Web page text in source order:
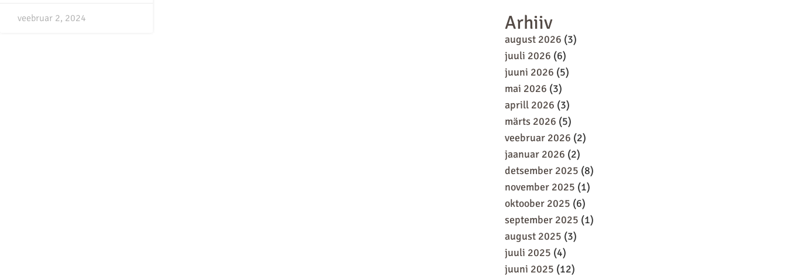
veebruar 2, 2024 Arhiiv
august 2026 (3)
juuli 2026 (6)
juuni 2026 (5)
mai 2026 (3)
aprill 2026 (3)
märts 2026 (5)
veebruar 2026 (2)
jaanuar 2026 (2)
detsember 2025 (8)
november 2025 (1)
oktoober 2025 (6)
september 2025 (1)
august 2025 (3)
juuli 2025 (4)
juuni 2025 (12)